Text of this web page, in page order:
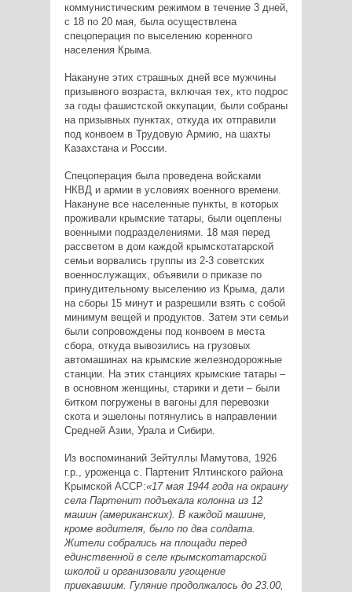
коммунистическим режимом в течение 3 дней,
с 18 по 20 мая, была осуществлена
спецоперация по выселению коренного
населения Крыма.
Накануне этих страшных дней все мужчины
призывного возраста, включая тех, кто подрос
за годы фашистской оккупации, были собраны
на призывных пунктах, откуда их отправили
под конвоем в Трудовую Армию, на шахты
Казахстана и России.
Спецоперация была проведена войсками
НКВД и армии в условиях военного времени.
Накануне все населенные пункты, в которых
проживали крымские татары, были оцеплены
военными подразделениями. 18 мая перед
рассветом в дом каждой крымскотатарской
семьи ворвались группы из 2-3 советских
военнослужащих, объявили о приказе по
принудительному выселению из Крыма, дали
на сборы 15 минут и разрешили взять с собой
минимум вещей и продуктов. Затем эти семьи
были сопровождены под конвоем в места
сбора, откуда вывозились на грузовых
автомашинах на крымские железнодорожные
станции. На этих станциях крымские татары –
в основном женщины, старики и дети – были
битком погружены в вагоны для перевозки
скота и эшелоны потянулись в направлении
Средней Азии, Урала и Сибири.
Из воспоминаний Зейтуллы Мамутова, 1926
г.р., уроженца с. Партенит Ялтинского района
Крымской АССР:«17 мая 1944 года на окраину
села Партенит подъехала колонна из 12
машин (американских). В каждой машине,
кроме водителя, было по два солдата.
Жители собрались на площади перед
единственной в селе крымскотатарской
школой и организовали угощение
приехавшим. Гуляние продолжалось до 23.00,